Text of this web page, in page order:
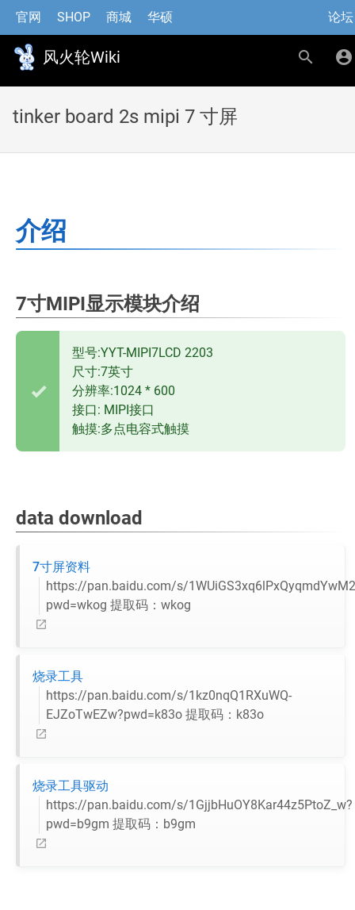
官网 SHOP 商城 华硕 论坛
风火轮Wiki
tinker board 2s mipi 7 寸屏
介绍
7寸MIPI显示模块介绍
型号:YYT-MIPI7LCD 2203
尺寸:7英寸
分辨率:1024 * 600
接口: MIPI接口
触摸:多点电容式触摸
data download
7寸屏资料
https://pan.baidu.com/s/
pwd=wkog 提取码：wkog
烧录工具
https://pan.baidu.com/s/1kz0nqQ1RXuWQ-
EJZoTwEZw?pwd=k83o 提取码：k83o
烧录工具驱动
https://pan.baidu.com/s/1GjjbHuOY8Kar44z5PtoZ_w?
pwd=b9gm 提取码：b9gm